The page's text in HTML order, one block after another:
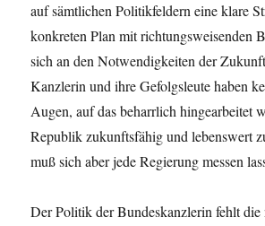
auf sämtlichen Politikfeldern eine klare
konkreten Plan mit richtungsweisenden
sich an den Notwendigkeiten der
Kanzlerin und ihre Gefolgsleute haben
Augen, auf das beharrlich hingearbeitet
Republik zukunftsfähig und lebenswert
muß sich aber jede Regierung messen
Der Politik der Bundeskanzlerin fehlt